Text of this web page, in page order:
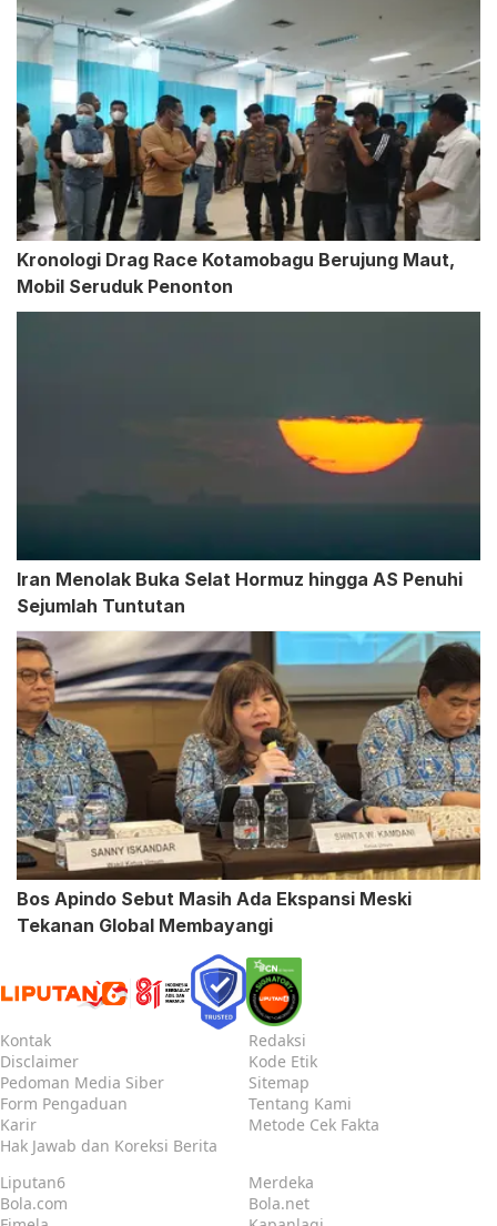
Kronologi Drag Race Kotamobagu Berujung Maut,
Mobil Seruduk Penonton
Iran Menolak Buka Selat Hormuz hingga AS Penuhi
Sejumlah Tuntutan
Bos Apindo Sebut Masih Ada Ekspansi Meski
Tekanan Global Membayangi
Kontak
Redaksi
Disclaimer
Kode Etik
Pedoman Media Siber
Sitemap
Form Pengaduan
Tentang Kami
Karir
Metode Cek Fakta
Hak Jawab dan Koreksi Berita
Liputan6
Merdeka
Bola.com
Bola.net